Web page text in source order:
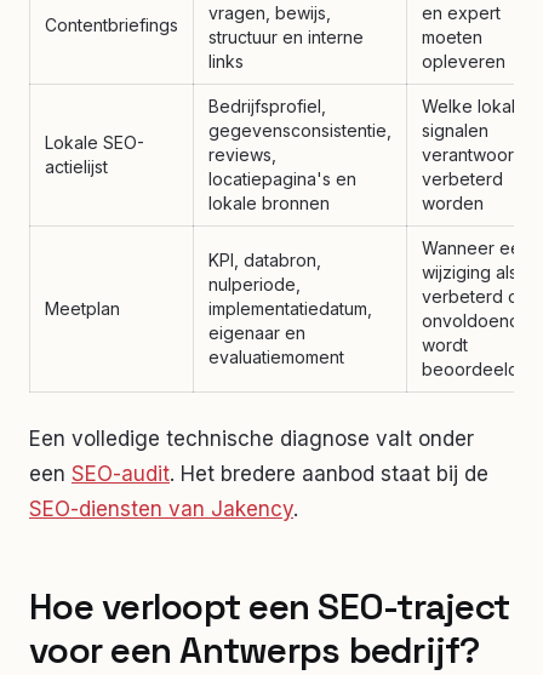
Contentbriefings
vragen, bewijs,
structuur en interne
links
en expert
moeten
opleveren
Lokale SEO-
actielijst
Bedrijfsprofiel,
gegevensconsistentie,
reviews,
locatiepagina's en
lokale bronnen
Welke lokale
signalen
verantwoord
verbeterd
worden
Meetplan
KPI, databron,
nulperiode,
implementatiedatum,
eigenaar en
evaluatiemoment
Wanneer een
wijziging als
verbeterd of
onvoldoende
wordt
beoordeeld
Een volledige technische diagnose valt onder
een SEO-audit. Het bredere aanbod staat bij de
SEO-diensten van Jakency.
Hoe verloopt een SEO-traject
voor een Antwerps bedrijf?